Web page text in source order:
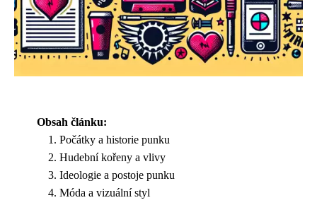
Obsah článku:
Počátky a historie punku
Hudební kořeny a vlivy
Ideologie a postoje punku
Móda a vizuální styl